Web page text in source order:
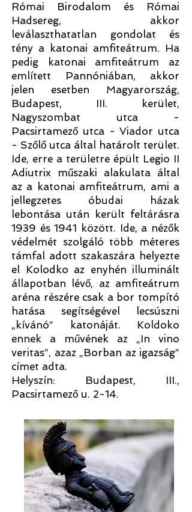
Római Birodalom és Római
Hadsereg, akkor
leválaszthatatlan gondolat és
tény a katonai amfiteátrum. Ha
pedig katonai amfiteátrum az
említett Pannóniában, akkor
jelen esetben Magyarország,
Budapest, III. kerület,
Nagyszombat utca -
Pacsirtamező utca - Viador utca
- Szőlő utca által határolt terület.
Ide, erre a területre épült Legio II
Adiutrix műszaki alakulata által
az a katonai amfiteátrum, ami a
jellegzetes óbudai házak
lebontása után került feltárásra
1939 és 1941 között. Ide, a nézők
védelmét szolgáló több méteres
támfal adott szakaszára helyezte
el Kolodko az enyhén illuminált
állapotban lévő, az amfiteátrum
aréna részére csak a bor tompító
hatása segítségével lecsúszni
„kívánó” katonáját. Koldoko
ennek a művének az „In vino
veritas”, azaz „Borban az igazság”
címet adta.
Helyszín: Budapest, III.,
Pacsirtamező u. 2-14.